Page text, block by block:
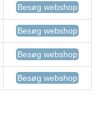
Besøg webshop
Besøg webshop
Besøg webshop
Besøg webshop